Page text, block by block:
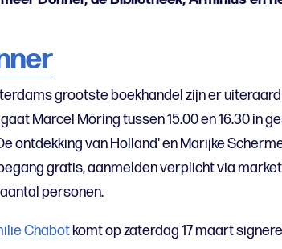
grootste boekhandel zijn er
Marcel Möring tussen 15.00 en 16.30 in
ontdekking van Holland' en Marijke
gratis, aanmelden verplicht via
personen.
Chabot komt op zaterdag 17 maart